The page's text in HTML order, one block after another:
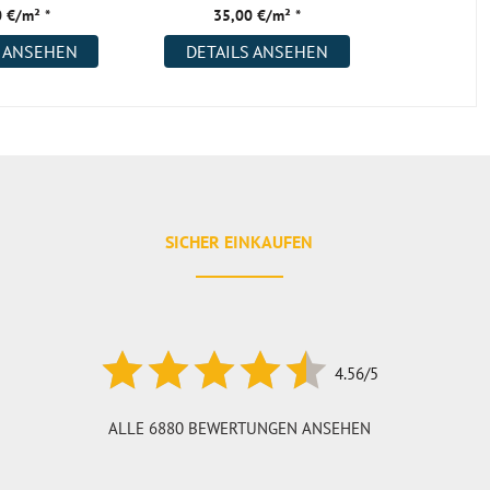
€/m² * 35,00 €/m² *
DETAILS ANSEHEN
SICHER EINKAUFEN
4.56/5
ALLE 6880 BEWERTUNGEN ANSEHEN